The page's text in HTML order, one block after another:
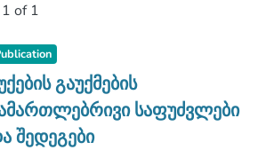
of 1
გაუქმების
საფუძვლები
შედეგები